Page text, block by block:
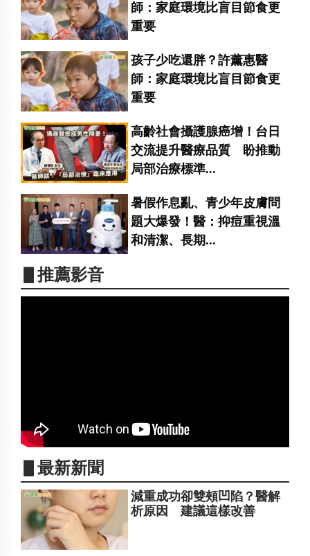
師：家庭環境比盲目節食更
重要
孩子少吃還胖？許薰惠醫
師：家庭環境比盲目節食更
重要
高齡社會攝護腺癌增！台日
交流提升醫療品質 盼推動
局部治療標準...
暑假作息亂、青少年皮膚問
題大爆發！醫：抑痘重視溫
和清潔、長期...
▋推薦影音
▋最新新聞
減重成功卻雙頰凹陷？醫解
析原因 建議這樣改善